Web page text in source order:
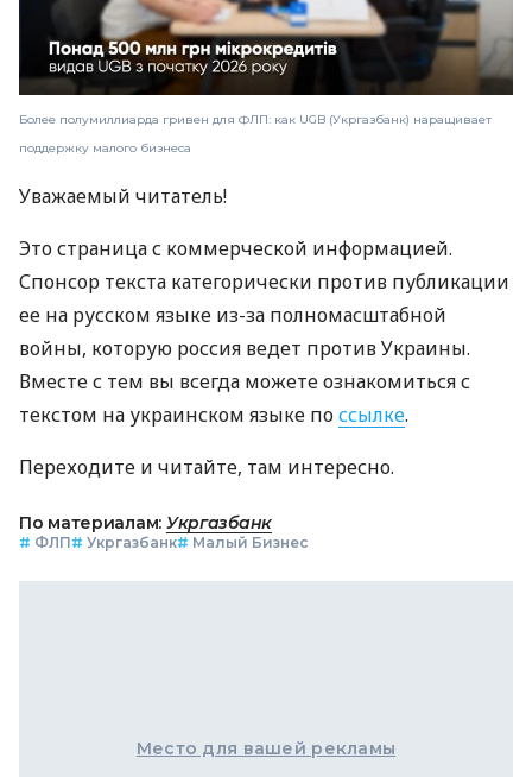
Более полумиллиарда гривен для ФЛП: как UGB (Укргазбанк) наращивает
поддержку малого бизнеса
Уважаемый читатель!
Это страница с коммерческой информацией.
Спонсор текста категорически против публикации
ее на русском языке из-за полномасштабной
войны, которую россия ведет против Украины.
Вместе с тем вы всегда можете ознакомиться с
текстом на украинском языке поссылке.
Переходите и читайте, там интересно.
По материалам: Укргазбанк
# ФЛП# Укргазбанк# Малый Бизнес
Место для вашей рекламы